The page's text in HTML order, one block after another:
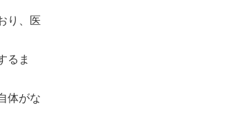
り、医
るま
体がな